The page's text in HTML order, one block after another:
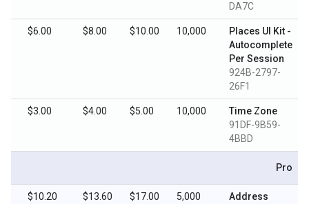
DA7C
Places UI Kit -
Autocomplete
Per Session
924B-2797-
26F1
10,000
$10.00
$8.00
$6.00
Time Zone
91DF-9B59-
4BBD
10,000
$5.00
$4.00
$3.00
Pro
Address
5,000
$17.00
$13.60
$10.20